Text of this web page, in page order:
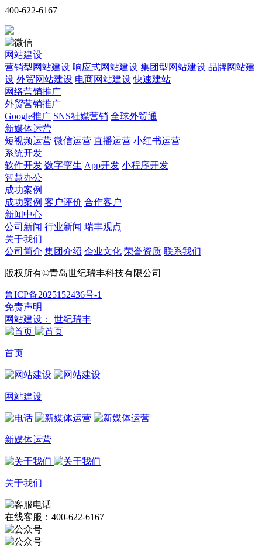
400-622-6167
网站建设
营销型网站建设 响应式网站建设 集团型网站建设 品牌网站建
设 外贸网站建设 电商网站建设 快速建站
网络营销推广
外贸营销推广
Google推广 SNS社媒营销 全球外贸通
新媒体运营
短视频运营 微信运营 直播运营 小红书运营
系统开发
软件开发 数字孪生 App开发 小程序开发
智慧办公
成功案例
成功案例 客户评价 合作客户
新闻中心
公司新闻 行业新闻 瑞丰观点
关于我们
公司简介 集团介绍 企业文化 荣誉资质 联系我们
版权所有©青岛世纪瑞丰科技有限公司
鲁ICP备2025152436号-1
免责声明
网站建设：
世纪瑞丰
首页
网站建设
新媒体运营
关于我们
在线客服：400-622-6167